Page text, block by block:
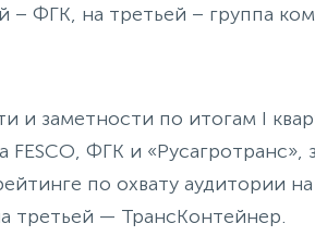
– ФГК, на третьей – группа
и заметности по итогам I
FESCO, ФГК и
по охвату аудитории
третьей — ТрансКонтейнер.